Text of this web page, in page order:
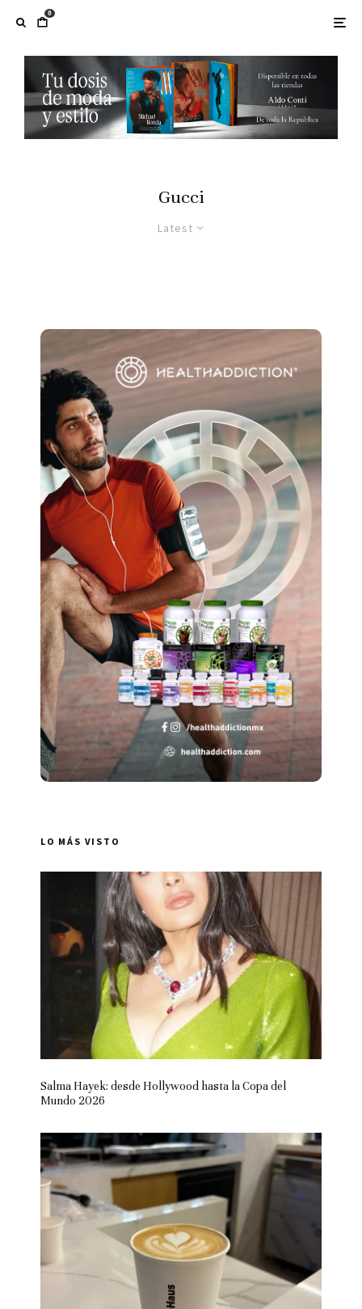
0
Gucci
Latest
LO MÁS VISTO
Salma Hayek: desde Hollywood hasta la Copa del
Mundo 2026